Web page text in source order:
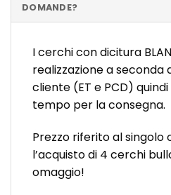
DOMANDE?
I cerchi con dicitura
realizzazione a seconda
cliente (ET e PCD)
tempo per la consegna.
Prezzo riferito al singolo
l’acquisto di 4 cerchi
omaggio!